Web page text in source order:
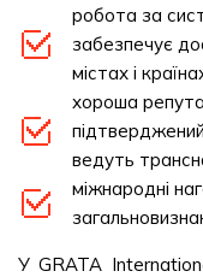
робота за
забезпечує
містах і
хороша
ведуть
міжнародні
У GRATA